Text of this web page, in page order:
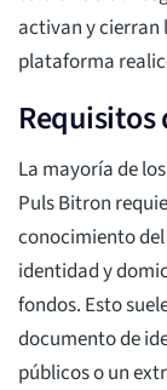
activan y cierran
plataforma
La mayoría de
Puls Bitron
conocimiento
identidad y
fondos. Esto
documento de
públicos o un